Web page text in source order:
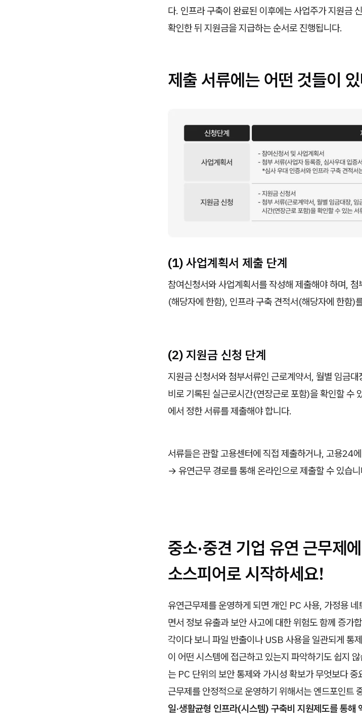
다. 인프라 구축이 완료된 이후에는 사업주가 지원금
확인한 뒤 지원금을 지급하는 순서로 진행됩니다.
제출 서류에는 어떤 것들이
(1) 사업계획서 제출 단계
참여신청서와 사업계획서를 작성해 제출해야 하며,
(해당자에 한함), 인프라 구축 견적서(해당자에 한함)
(2) 지원금 신청 단계
지원금 신청서와 첨부서류인 근로계약서, 월별 임금
비로 기록된 실근로시간(연장근로 포함)을 확인할 수
에서 정한 서류를 제출해야 합니다.
서류들은 관할 고용센터에 직접 제출하거나, 고용24
→ 유연근무 경로를 통해 온라인으로 제출할 수 있습니
중소·중견 기업 유연 근무제
소스피어로 시작하세요!
유연근무제를 운영하게 되면 개인 PC 사용, 가정용
면서 정보 유출과 보안 사고에 대한 위험도 함께 증가
각이다 보니 파일 반출이나 USB 사용을 일관되게 통
이 어떤 시스템에 접근하고 있는지 파악하기도 쉽지
는 PC 단위의 보안 통제와 가시성 확보가 무엇보다
근무제를 안정적으로 운영하기 위해서는 엔드포인트
일·생활균형 인프라(시스템) 구축비 지원제도를 통해